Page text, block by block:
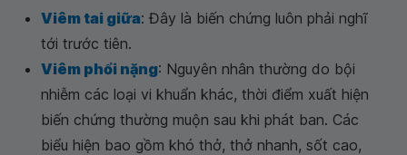
Viêm tai giữa: Đây là biến chứng luôn phải nghĩ
tới trước tiên.
Viêm phổi nặng: Nguyên nhân thường do bội
nhiễm các loại vi khuẩn khác, thời điểm xuất hiện
biến chứng thường muộn sau khi phát ban. Các
biểu hiện bao gồm khó thở, thở nhanh, sốt cao,